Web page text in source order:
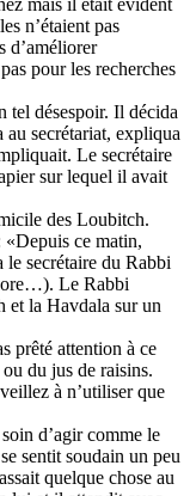
n’étaient pas
d’améliorer
pour les recherches
tel désespoir. Il décida
secrétariat, expliqua
Le secrétaire
sur lequel il avait
des Loubitch.
«Depuis ce matin,
le secrétaire du Rabbi
Le Rabbi
et la Havdala sur un
prêté attention à ce
du jus de raisins.
à n’utiliser que
d’agir comme le
sentit soudain un peu
quelque chose au